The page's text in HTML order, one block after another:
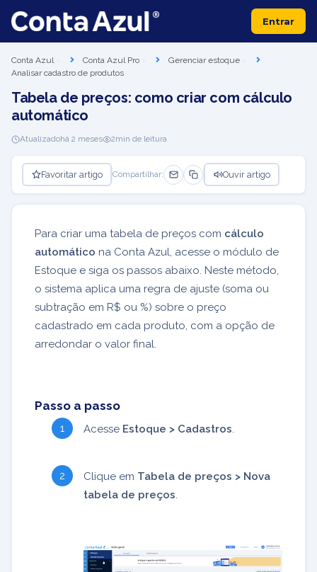
Entrar
Conta Azul Conta Azul Pro
Gerenciar estoque
Analisar cadastro de produtos
Tabela de preços: como criar com cálculo
automático
Atualizadohá 2 meses 2min de leitura
Favoritar artigo Compartilhar: Ouvir artigo
Para criar uma tabela de preços com cálculo
automático na Conta Azul, acesse o módulo de
Estoque e siga os passos abaixo. Neste método,
o sistema aplica uma regra de ajuste (soma ou
subtração em R$ ou %) sobre o preço
cadastrado em cada produto, com a opção de
arredondar o valor final.
Passo a passo
Acesse Estoque > Cadastros.
Clique em Tabela de preços > Nova
tabela de preços.